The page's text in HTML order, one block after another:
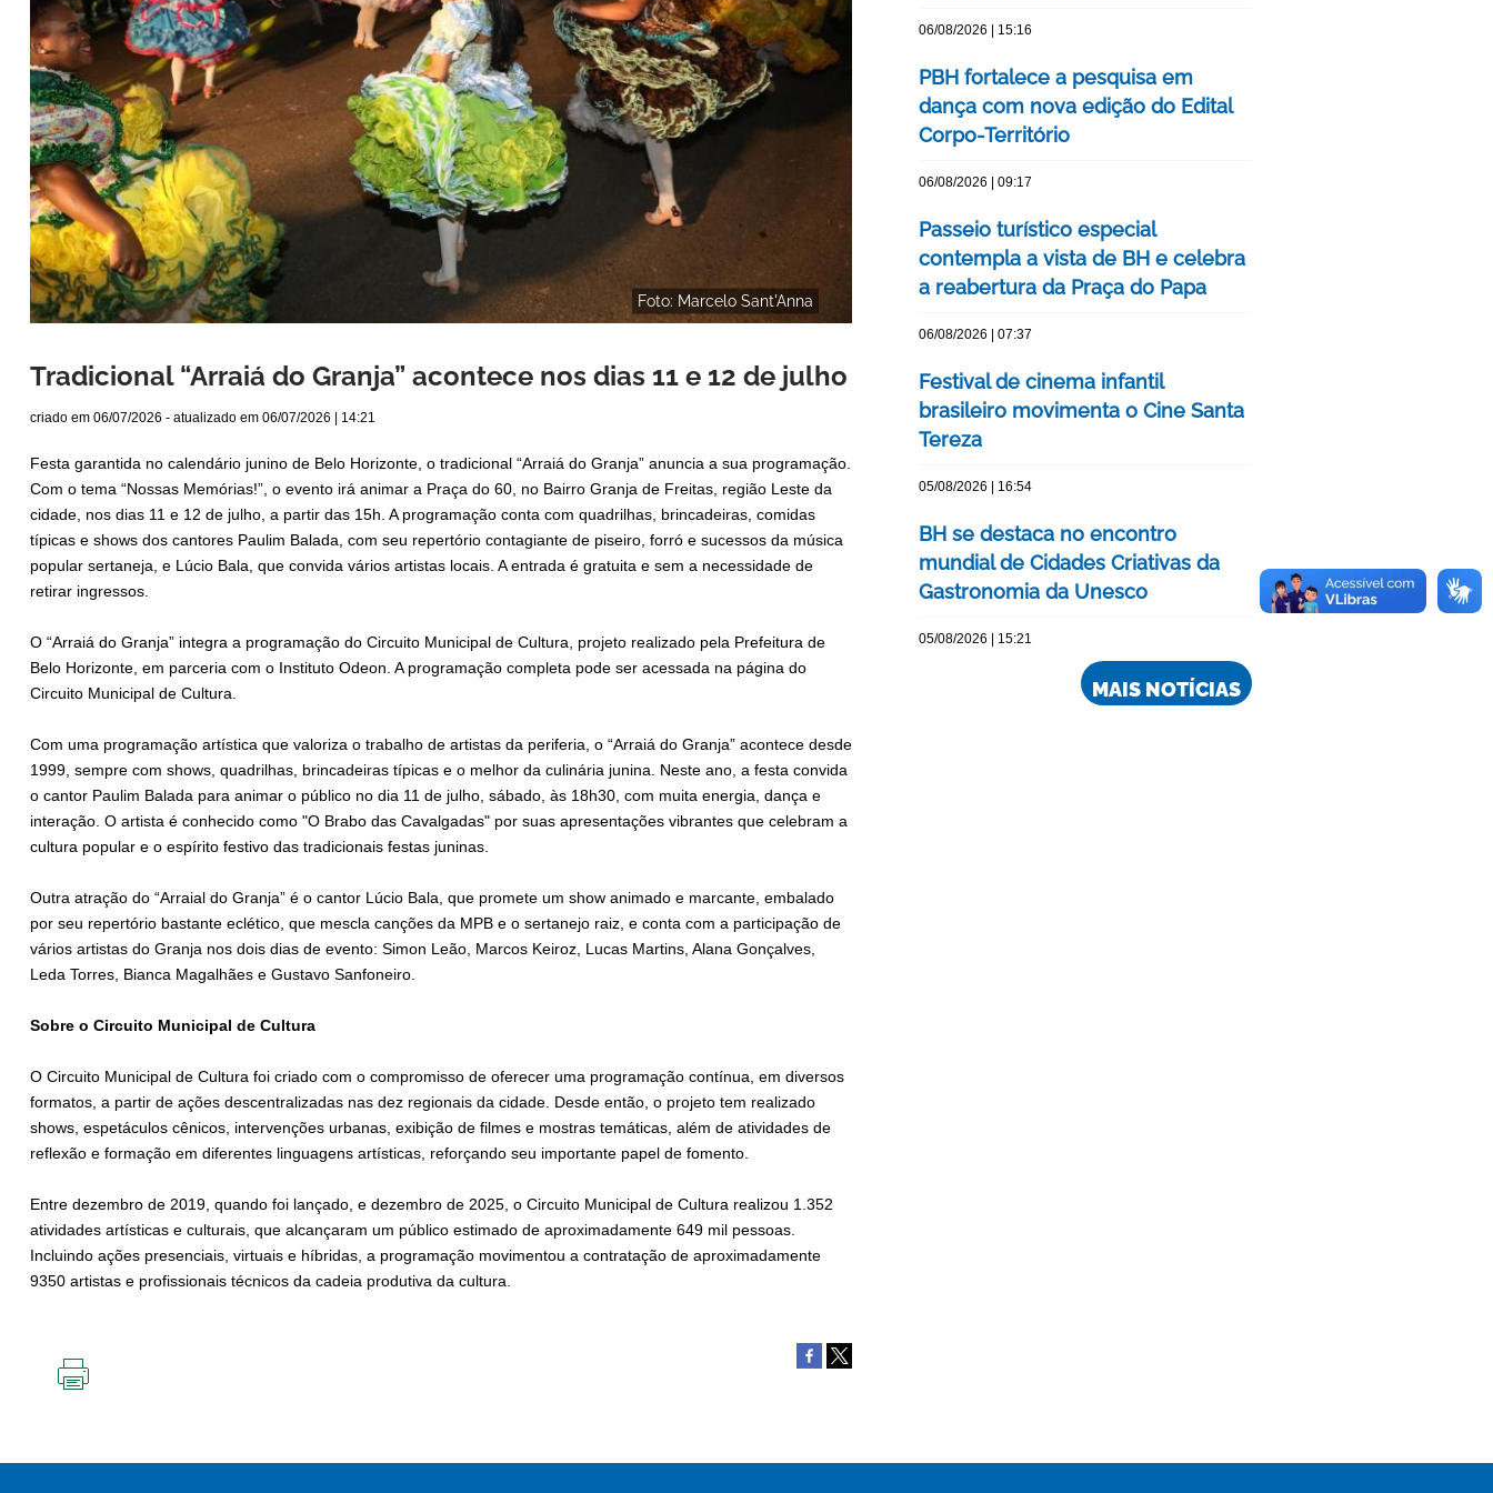
Foto: Marcelo Sant'Anna
Tradicional “Arraiá do Granja” acontece nos dias 11 e 12 de julho
criado em 06/07/2026 - atualizado em 06/07/2026 | 14:21
Festa garantida no calendário junino de Belo Horizonte, o tradicional “Arraiá do Granja” anuncia a sua programação.
Com o tema “Nossas Memórias!”, o evento irá animar a Praça do 60, no Bairro Granja de Freitas, região Leste da
cidade, nos dias 11 e 12 de julho, a partir das 15h. A programação conta com quadrilhas, brincadeiras, comidas
típicas e shows dos cantores Paulim Balada, com seu repertório contagiante de piseiro, forró e sucessos da música
popular sertaneja, e Lúcio Bala, que convida vários artistas locais. A entrada é gratuita e sem a necessidade de
retirar ingressos.
O “Arraiá do Granja” integra a programação do Circuito Municipal de Cultura, projeto realizado pela Prefeitura de
Belo Horizonte, em parceria com o Instituto Odeon. A programação completa pode ser acessada na página do
Circuito Municipal de Cultura.
Com uma programação artística que valoriza o trabalho de artistas da periferia, o “Arraiá do Granja” acontece desde
1999, sempre com shows, quadrilhas, brincadeiras típicas e o melhor da culinária junina. Neste ano, a festa convida
o cantor Paulim Balada para animar o público no dia 11 de julho, sábado, às 18h30, com muita energia, dança e
interação. O artista é conhecido como "O Brabo das Cavalgadas" por suas apresentações vibrantes que celebram a
cultura popular e o espírito festivo das tradicionais festas juninas.
Outra atração do “Arraial do Granja” é o cantor Lúcio Bala, que promete um show animado e marcante, embalado
por seu repertório bastante eclético, que mescla canções da MPB e o sertanejo raiz, e conta com a participação de
vários artistas do Granja nos dois dias de evento: Simon Leão, Marcos Keiroz, Lucas Martins, Alana Gonçalves,
Leda Torres, Bianca Magalhães e Gustavo Sanfoneiro.
Sobre o Circuito Municipal de Cultura
O Circuito Municipal de Cultura foi criado com o compromisso de oferecer uma programação contínua, em diversos
formatos, a partir de ações descentralizadas nas dez regionais da cidade. Desde então, o projeto tem realizado
shows, espetáculos cênicos, intervenções urbanas, exibição de filmes e mostras temáticas, além de atividades de
reflexão e formação em diferentes linguagens artísticas, reforçando seu importante papel de fomento.
Entre dezembro de 2019, quando foi lançado, e dezembro de 2025, o Circuito Municipal de Cultura realizou 1.352
atividades artísticas e culturais, que alcançaram um público estimado de aproximadamente 649 mil pessoas.
Incluindo ações presenciais, virtuais e híbridas, a programação movimentou a contratação de aproximadamente
9350 artistas e profissionais técnicos da cadeia produtiva da cultura.
06/08/2026 | 15:16
PBH fortalece a pesquisa em
dança com nova edição do Edital
Corpo-Território
06/08/2026 | 09:17
Passeio turístico especial
contempla a vista de BH e celebra
a reabertura da Praça do Papa
06/08/2026 | 07:37
Festival de cinema infantil
brasileiro movimenta o Cine Santa
Tereza
05/08/2026 | 16:54
BH se destaca no encontro
mundial de Cidades Criativas da
Gastronomia da Unesco
05/08/2026 | 15:21
MAIS NOTÍCIAS